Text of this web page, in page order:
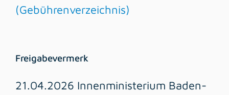
(Gebührenverzeichnis)
Freigabevermerk
21.04.2026 Innenministerium Baden-